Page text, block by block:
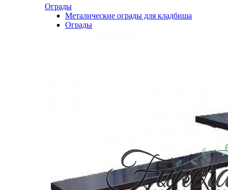
Ограды
Металические ограды для кладбиша
Ограды